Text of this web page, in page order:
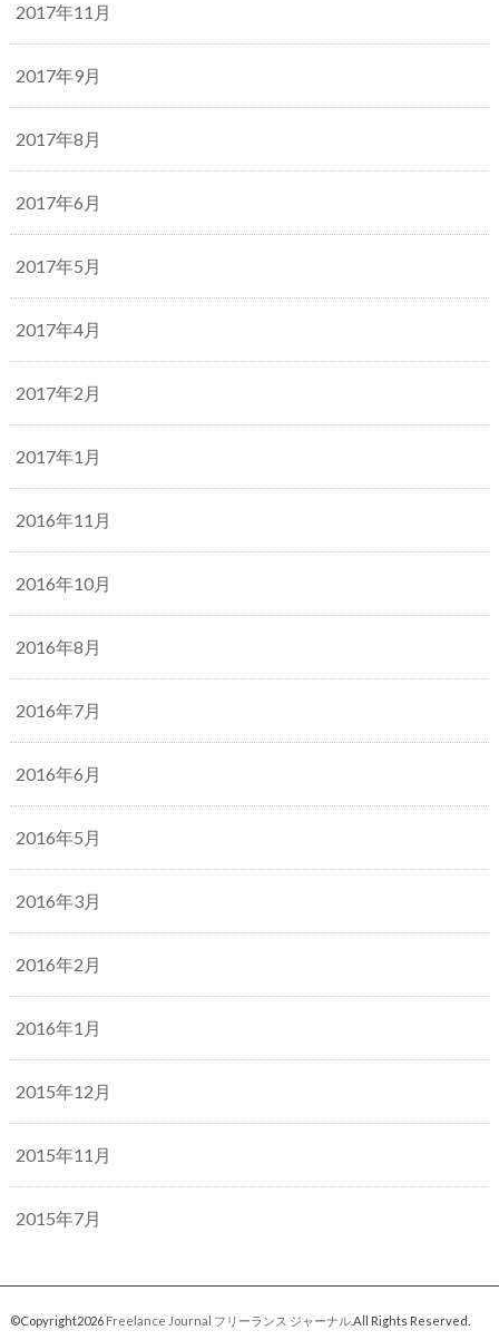
2017年11月
2017年9月
2017年8月
2017年6月
2017年5月
2017年4月
2017年2月
2017年1月
2016年11月
2016年10月
2016年8月
2016年7月
2016年6月
2016年5月
2016年3月
2016年2月
2016年1月
2015年12月
2015年11月
2015年7月
©Copyright2026 Freelance Journal フリーランス ジャーナル.All Rights Reserved.